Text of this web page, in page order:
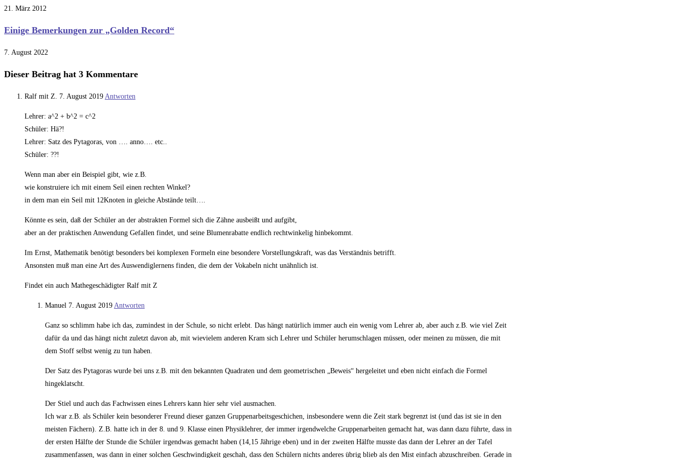
21. März 2012
Einige Bemerkungen zur „Golden Record“
7. August 2022
Dieser Beitrag hat 3 Kommentare
Ralf mit Z. 7. August 2019 Antworten
Lehrer: a^2 + b^2 = c^2
Schüler: Hä?!
Lehrer: Satz des Pytagoras, von …. anno…. etc..
Schüler: ??!
Wenn man aber ein Beispiel gibt, wie z.B.
wie konstruiere ich mit einem Seil einen rechten Winkel?
in dem man ein Seil mit 12Knoten in gleiche Abstände teilt….
Könnte es sein, daß der Schüler an der abstrakten Formel sich die Zähne ausbeißt und aufgibt,
aber an der praktischen Anwendung Gefallen findet, und seine Blumenrabatte endlich rechtwinkelig hinbekommt.
Im Ernst, Mathematik benötigt besonders bei komplexen Formeln eine besondere Vorstellungskraft, was das Verständnis betrifft.
Ansonsten muß man eine Art des Auswendiglernens finden, die dem der Vokabeln nicht unähnlich ist.
Findet ein auch Mathegeschädigter Ralf mit Z
Manuel 7. August 2019 Antworten
Ganz so schlimm habe ich das, zumindest in der Schule, so nicht erlebt. Das hängt natürlich immer auch ein wenig vom Lehrer ab, aber auch z.B. wie viel Zeit
dafür da und das hängt nicht zuletzt davon ab, mit wievielem anderen Kram sich Lehrer und Schüler herumschlagen müssen, oder meinen zu müssen, die mit
dem Stoff selbst wenig zu tun haben.
Der Satz des Pytagoras wurde bei uns z.B. mit den bekannten Quadraten und dem geometrischen „Beweis“ hergeleitet und eben nicht einfach die Formel
hingeklatscht.
Der Stiel und auch das Fachwissen eines Lehrers kann hier sehr viel ausmachen.
Ich war z.B. als Schüler kein besonderer Freund dieser ganzen Gruppenarbeitsgeschichen, insbesondere wenn die Zeit stark begrenzt ist (und das ist sie in den
meisten Fächern). Z.B. hatte ich in der 8. und 9. Klasse einen Physiklehrer, der immer irgendwelche Gruppenarbeiten gemacht hat, was dann dazu führte, dass in
der ersten Hälfte der Stunde die Schüler irgendwas gemacht haben (14,15 Jährige eben) und in der zweiten Hälfte musste das dann der Lehrer an der Tafel
zusammenfassen, was dann in einer solchen Geschwindigkeit geschah, dass den Schülern nichts anderes übrig blieb als den Mist einfach abzuschreiben. Gerade in